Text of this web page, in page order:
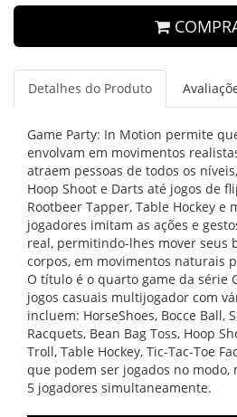
Detalhes do Produto
Game Party: In Motion permite
envolvam em movimentos
atraem pessoas de todos os
Hoop Shoot e Darts até jogos de
Rootbeer Tapper, Table Hockey e
jogadores imitam as ações e
real, permitindo-lhes mover seus
corpos, em movimentos naturais
O título é o quarto game da série
jogos casuais multijogador com
incluem: HorseShoes, Bocce Ball,
Racquets, Bean Bag Toss, Hoop
Troll, Table Hockey, Tic-Tac-Toe
que podem ser jogados no modo,
5 jogadores simultaneamente.